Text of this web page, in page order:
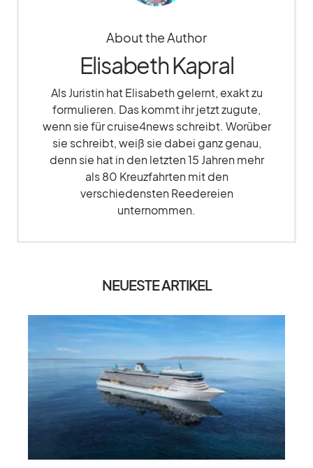
About the Author
Elisabeth Kapral
Als Juristin hat Elisabeth gelernt, exakt zu
formulieren. Das kommt ihr jetzt zugute,
wenn sie für cruise4news schreibt. Worüber
sie schreibt, weiß sie dabei ganz genau,
denn sie hat in den letzten 15 Jahren mehr
als 80 Kreuzfahrten mit den
verschiedensten Reedereien
unternommen.
NEUESTE ARTIKEL